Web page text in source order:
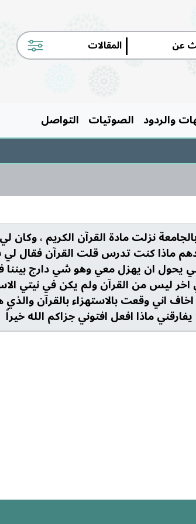
|
والردود الصوتيات التواصل
نزلت مادة القرآن الكريم ، وكان
ماذا كنت تدرس قلت القرآن فقال
يحول ان يهزل معي وهو شي دارج
ليس من القرآن ولم يكن في نيتي
اني وقعت بالاستهزاء بالقرآن
ماذا افعل افتوني جزاكم الله خيراً